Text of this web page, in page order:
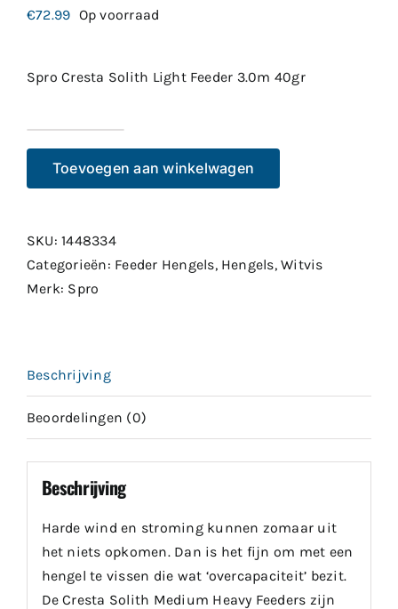
€72.99 Op voorraad
Spro Cresta Solith Light Feeder 3.0m 40gr
Cresta
Solith
Feeder
3.0m
40gr
Toevoegen aan winkelwagen
SKU:1448334
Categorieën: Feeder Hengels, Hengels,Witvis
Merk: Spro
Beschrijving
Beoordelingen (0)
Beschrijving
Harde wind en stroming kunnen zomaar uit
het niets opkomen. Dan is het fijn om met een
hengel te vissen die wat ‘overcapaciteit’ bezit.
De Cresta Solith Medium Heavy Feeders zijn